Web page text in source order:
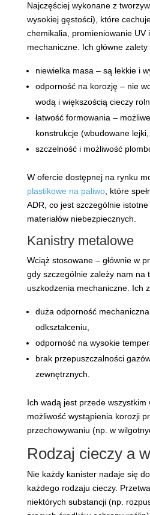
Najczęściej wykonane z
wysokiej gęstości), które
chemikalia, promieniowanie UV
mechaniczne. Ich główne zalety
niewielka masa – są lekkie i
odporność na korozję – nie
wodą i większością cieczy
łatwość formowania –
konstrukcje (wbudowane
szczelność i możliwość
W ofercie dostępnej na rynku
plastikowe na paliwo, które
ADR, co jest szczególnie
materiałów niebezpiecznych.
Kanistry metalowe
Wciąż stosowane – głównie w
gdy szczególnie zależy nam na
uszkodzenia mechaniczne. Ich
duża odporność
odkształceniu,
odporność na wysokie
brak przepuszczalności
zewnętrznych.
Ich wadą jest przede wszystkim
możliwość wystąpienia korozji
przechowywaniu (np. w
Rodzaj cieczy a
Nie każdy kanister nadaje się
każdego rodzaju cieczy.
niektórych substancji (np.